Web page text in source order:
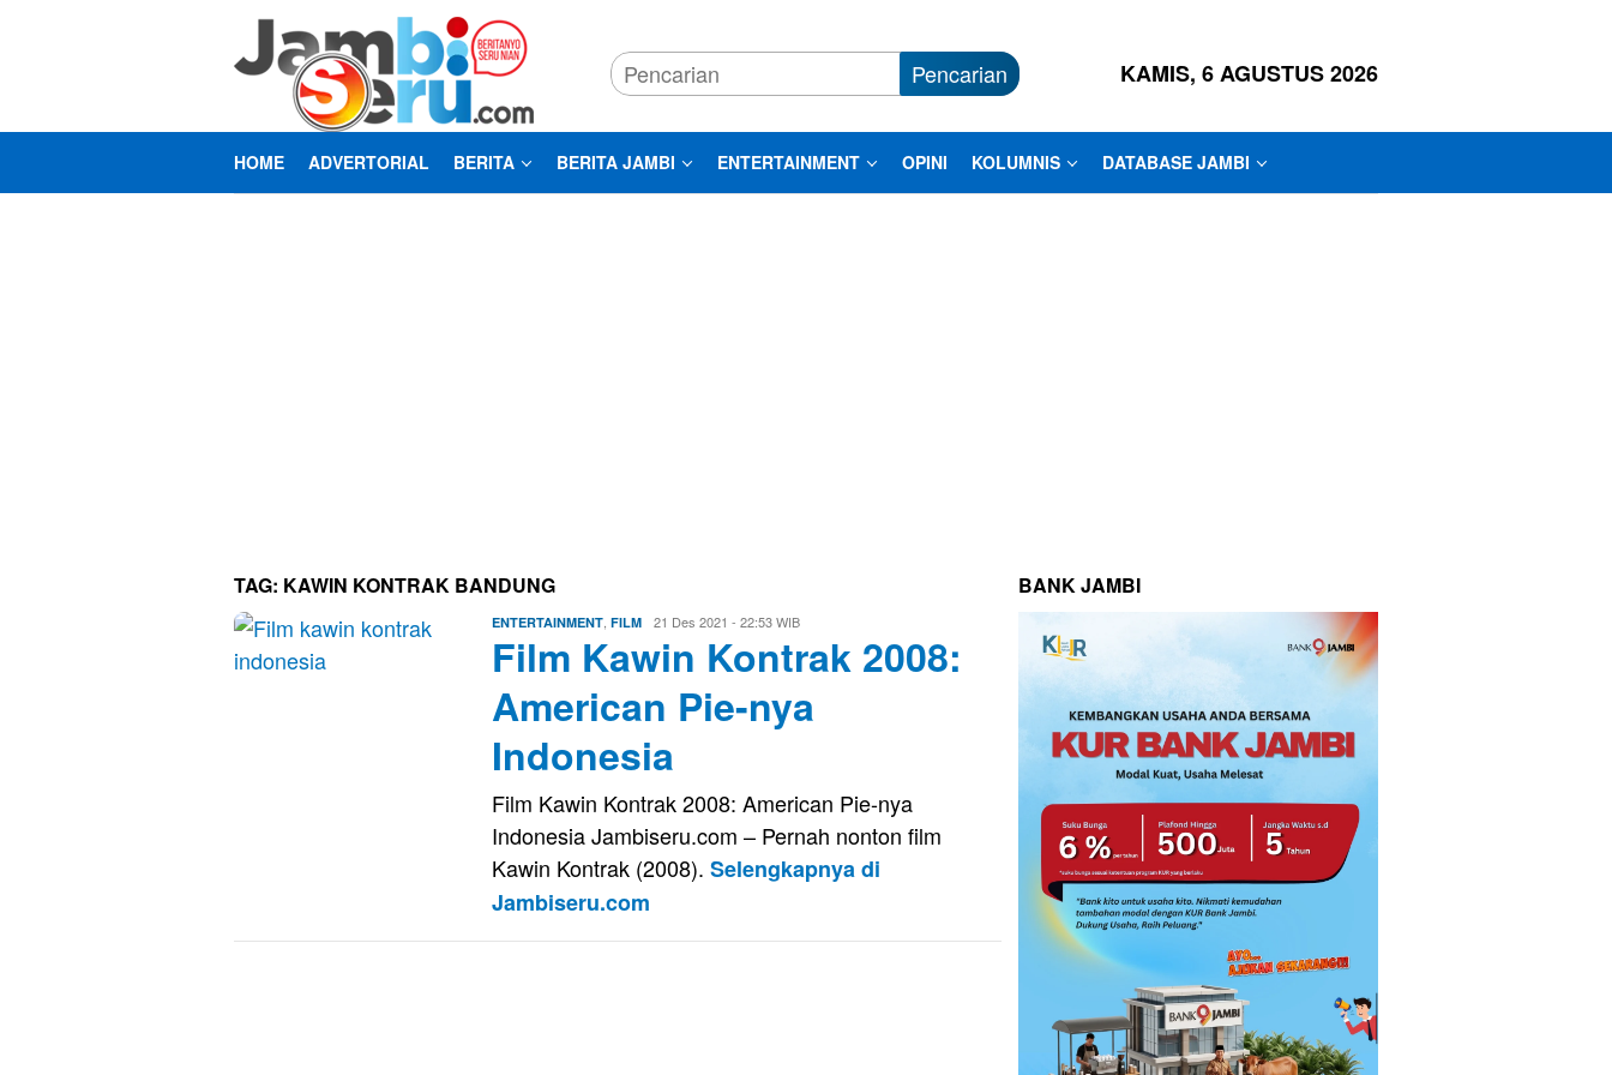
Pencarian KAMIS, 6 AGUSTUS 2026
HOME ADVERTORIAL BERITA BERITA JAMBI ENTERTAINMENT OPINI KOLUMNIS DATABASE JAMBI
TAG: KAWIN KONTRAK BANDUNG
ENTERTAINMENT FILM Evo
Kusnady
21 Des 2021 - 22:53 WIB
Film Kawin Kontrak 2008:
American Pie-nya
Indonesia
Film Kawin Kontrak 2008: American Pie-nya
Indonesia Jambiseru.com – Pernah nonton film
Kawin Kontrak (2008). Selengkapnya di
Jambiseru.com
BANK JAMBI